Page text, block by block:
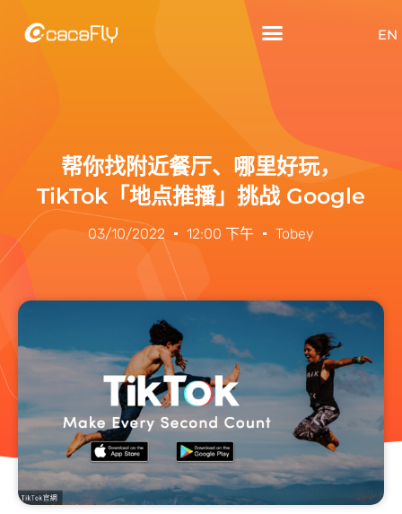
EN
帮你找附近餐厅、哪里好玩，
TikTok「地点推播」挑战 Google
03/10/2022 12:00 下午 Tobey